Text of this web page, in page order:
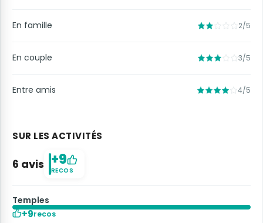
En famille 2/5
En couple 3/5
Entre amis 4/5
SUR LES ACTIVITÉS
6 avis +9
RECOS
Temples
+9recos